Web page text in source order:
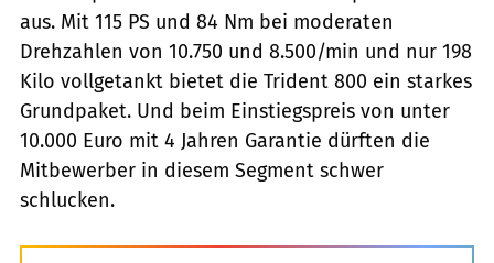
aus. Mit 115 PS und 84 Nm bei moderaten
Drehzahlen von 10.750 und 8.500/min und nur 198
Kilo vollgetankt bietet die Trident 800 ein starkes
Grundpaket. Und beim Einstiegspreis von unter
10.000 Euro mit 4 Jahren Garantie dürften die
Mitbewerber in diesem Segment schwer
schlucken.